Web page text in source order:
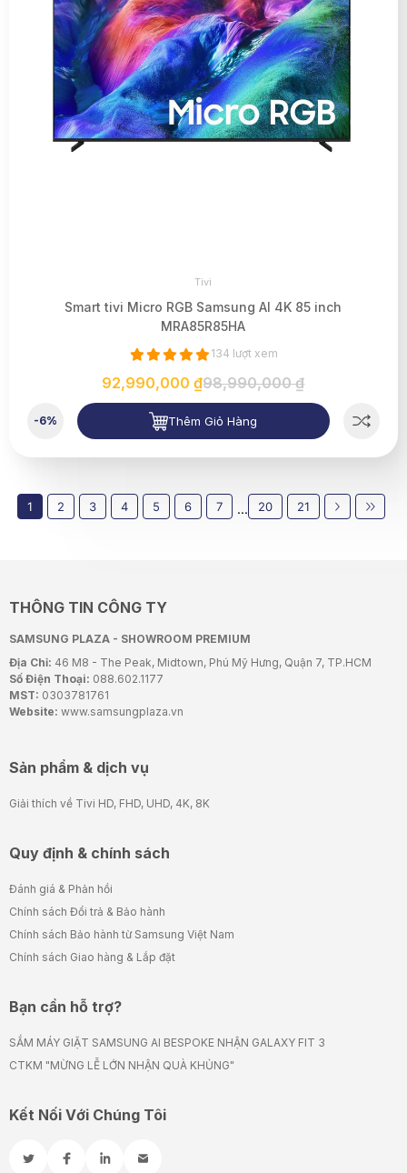
Tivi
Smart tivi Micro RGB Samsung AI 4K 85 inch
MRA85R85HA
134 lượt xem
92,990,000 ₫98,990,000 ₫
-6% Thêm Giỏ Hàng
1 2 3 4 5 6 7 ... 20 21
THÔNG TIN CÔNG TY
SAMSUNG PLAZA - SHOWROOM PREMIUM
Địa Chỉ: 46 M8 - The Peak, Midtown, Phú Mỹ Hưng, Quận 7, TP.HCM
Số Điện Thoại: 088.602.1177
MST: 0303781761
Website: www.samsungplaza.vn
Sản phẩm & dịch vụ
Giải thích về Tivi HD, FHD, UHD, 4K, 8K
Quy định & chính sách
Đánh giá & Phản hồi
Chính sách Đổi trả & Bảo hành
Chính sách Bảo hành từ Samsung Việt Nam
Chính sách Giao hàng & Lắp đặt
Bạn cần hỗ trợ?
SẮM MÁY GIẶT SAMSUNG AI BESPOKE NHẬN GALAXY FIT 3
CTKM "MỪNG LỄ LỚN NHẬN QUÀ KHỦNG"
Kết Nối Với Chúng Tôi